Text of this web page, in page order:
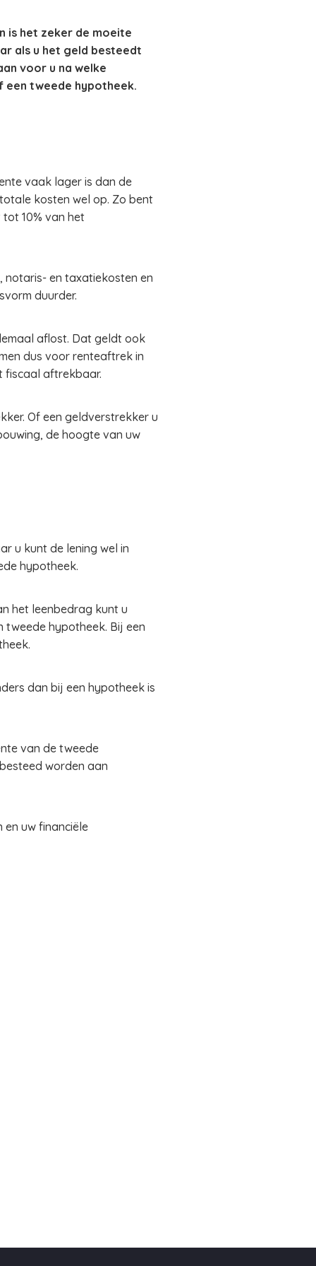
is het zeker de moeite
als u het geld besteedt
voor u na welke
een tweede hypotheek.
vaak lager is dan de
kosten wel op. Zo bent
10% van het
notaris- en taxatiekosten en
duurder.
aflost. Dat geldt ook
dus voor renteaftrek in
fiscaal aftrekbaar.
Of een geldverstrekker u
de hoogte van uw
u kunt de lening wel in
hypotheek.
het leenbedrag kunt u
hypotheek. Bij een
dan bij een hypotheek is
van de tweede
worden aan
uw financiële